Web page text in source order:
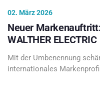
02. März 2026
Neuer
WALTHER ELECTRIC
Mit der Umbenennung
internationales Markenprofil